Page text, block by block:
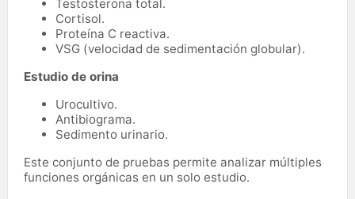
Testosterona total.
Cortisol.
Proteína C reactiva.
VSG (velocidad de sedimentación globular).
Estudio de orina
Urocultivo.
Antibiograma.
Sedimento urinario.
Este conjunto de pruebas permite analizar múltiples
funciones orgánicas en un solo estudio.